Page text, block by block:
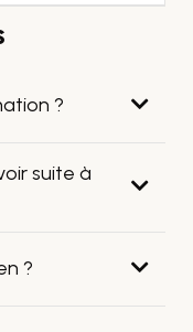
?
suite à
?